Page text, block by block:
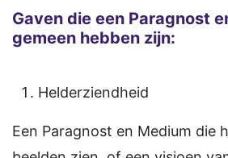
Gaven die een Paragnost
gemeen hebben zijn:
Helderziendheid
Een Paragnost en Medium die